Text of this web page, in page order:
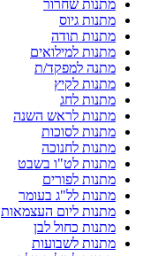
מתנות שחרור
מתנות גיוס
מתנות תודה
מתנות למילואים
מתנה למפקד/ת
מתנות לקיץ
מתנות לחג
מתנות לראש השנה
מתנות לסוכות
מתנות לחנוכה
מתנות לט"ו בשבט
מתנות לפורים
מתנות לל"ג בעומר
מתנות ליום העצמאות
מתנות כחול לבן
מתנות לשבועות